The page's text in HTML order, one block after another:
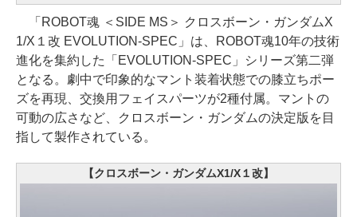
「ROBOT魂 ＜SIDE MS＞ クロスボーン・ガンダムX
1/X１改 EVOLUTION-SPEC」は、ROBOT魂10年の技術
進化を集約した「EVOLUTION-SPEC」シリーズ第二弾
となる。劇中で印象的なマント装着状態での膝立ちポー
ズを再現、交換用フェイスパーツが2種付属。マントの
可動の広さなど、クロスボーン・ガンダムの決定版を目
指して製作されている。
【クロスボーン・ガンダムX1/X１改】